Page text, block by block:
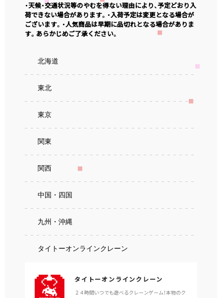
・天候・交通状況等のやむを得ない理由により、予定どおり入
荷できない場合があります。・入荷予定は変更となる場合が
ございます。・人気商品は早期に品切れとなる場合がありま
す。あらかじめご了承ください。
北海道
東北
東京
関東
関西
中国・四国
九州・沖縄
タイトーオンラインクレーン
タイトーオンラインクレーン
２４時間いつでも遊べるクレーンゲーム！本物のク